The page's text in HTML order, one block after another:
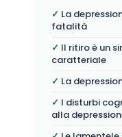
La
fatalità
Il ritiro è un
caratteriale
La
I disturbi
alla